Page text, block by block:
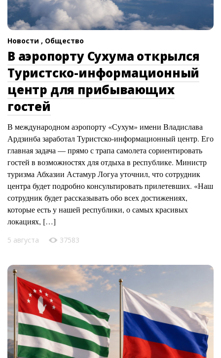
Новости , Общество
В аэропорту Сухума открылся
Туристско-информационный
центр для прибывающих
гостей
В международном аэропорту «Сухум» имени Владислава
Ардзинба заработал Туристско-информационный центр. Его
главная задача — прямо с трапа самолета сориентировать
гостей в возможностях для отдыха в республике. Министр
туризма Абхазии Астамур Логуа уточнил, что сотрудник
центра будет подробно консультировать прилетевших. «Наш
сотрудник будет рассказывать обо всех достижениях,
которые есть у нашей республики, о самых красивых
локациях, […]
5 августа 37583